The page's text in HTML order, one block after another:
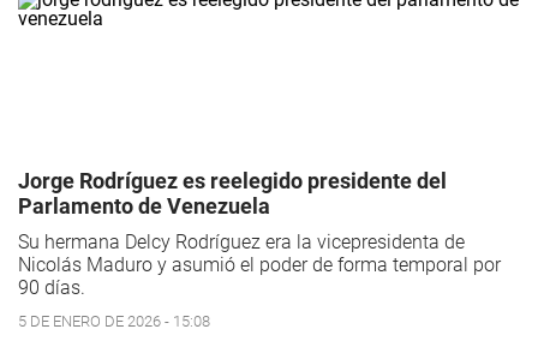
Jorge Rodríguez es reelegido presidente del
Parlamento de Venezuela
Su hermana Delcy Rodríguez era la vicepresidenta de
Nicolás Maduro y asumió el poder de forma temporal por
90 días.
5 DE ENERO DE 2026 - 15:08